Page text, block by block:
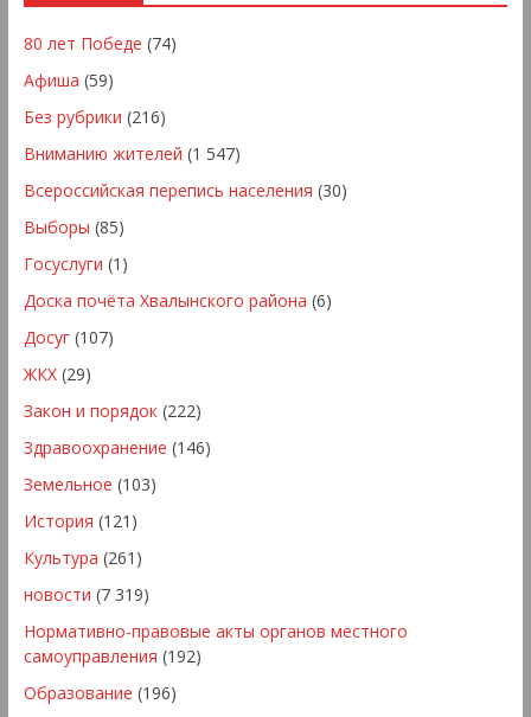
80 лет Победе (74)
Афиша (59)
Без рубрики (216)
Вниманию жителей (1 547)
Всероссийская перепись населения (30)
Выборы (85)
Госуслуги (1)
Доска почёта Хвалынского района (6)
Досуг(107)
ЖКХ(29)
Закон и порядок(222)
Здравоохранение (146)
Земельное (103)
История (121)
Культура (261)
новости (7 319)
Нормативно-правовые акты органов местного
самоуправления (192)
Образование (196)